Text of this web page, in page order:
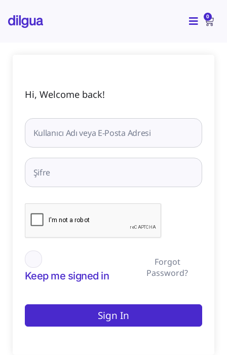
atla
0
Hi, Welcome back!
Keep me signed in
Forgot
Password?
Sign In